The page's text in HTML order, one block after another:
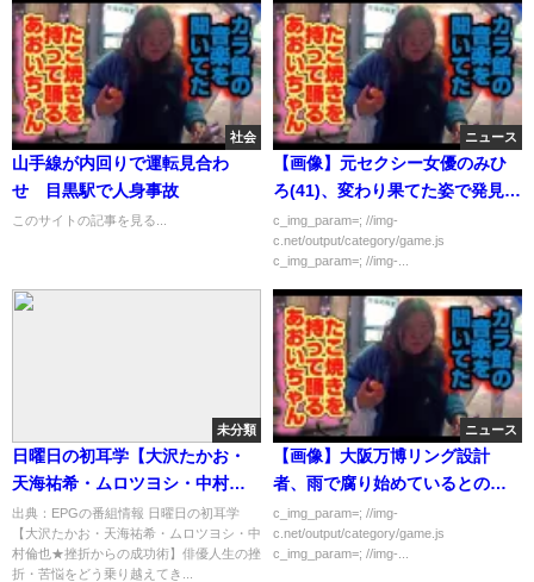
社会
山手線が内回りで運転見合わ
せ 目黒駅で人身事故
このサイトの記事を見る...
ニュース
【画像】元セクシー女優のみひ
ろ(41)、変わり果てた姿で発見さ
れる
c_img_param=; //img-
c.net/output/category/game.js
c_img_param=; //img-...
未分類
日曜日の初耳学【大沢たかお・
天海祐希・ムロツヨシ・中村倫
也★挫折からの成功術】[字]…の
番組内容解析まとめ
出典：EPGの番組情報 日曜日の初耳学
【大沢たかお・天海祐希・ムロツヨシ・中
村倫也★挫折からの成功術】俳優人生の挫
折・苦悩をどう乗り越えてき...
ニュース
【画像】大阪万博リング設計
者、雨で腐り始めているとの指
摘を即ブロックｗｗｗｗｗ
c_img_param=; //img-
c.net/output/category/game.js
c_img_param=; //img-...